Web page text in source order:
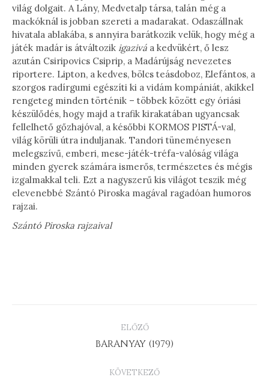
világ dolgait. A Lány, Medvetalp társa, talán még a
mackóknál is jobban szereti a madarakat. Odaszállnak
hivatala ablakába, s annyira barátkozik velük, hogy még a
játék madár is átváltozik igazivá a kedvükért, ő lesz
azután Csiripovics Csiprip, a Madárújság nevezetes
riportere. Lipton, a kedves, bölcs teásdoboz, Elefántos, a
szorgos radírgumi egészíti ki a vidám kompániát, akikkel
rengeteg minden történik – többek között egy óriási
készülődés, hogy majd a trafik kirakatában ugyancsak
fellelhető gőzhajóval, a későbbi KORMOS PISTÁ-val,
világ körüli útra induljanak. Tandori tüneményesen
melegszívű, emberi, mese-játék-tréfa-valóság világa
minden gyerek számára ismerős, természetes és mégis
izgalmakkal teli. Ezt a nagyszerű kis világot teszik még
elevenebbé Szántó Piroska magával ragadóan humoros
rajzai.
Szántó Piroska rajzaival
PROJECT
NAVIGATION
ELŐZŐ
Previous
BARANYAY (1979)
KÖVETKEZŐ